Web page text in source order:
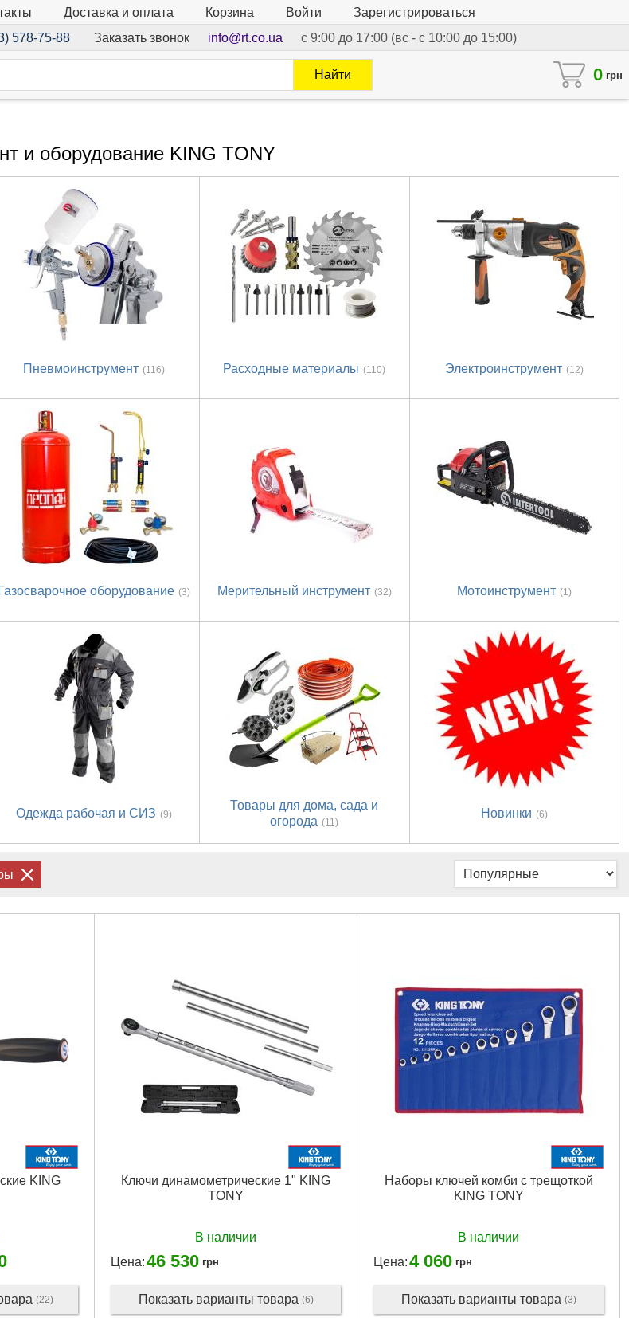
Доставка и оплата Корзина Войти
Зарегистрироваться
578-75-88 Заказать звонок info@rt.co.ua с 9:00 до 17:00 (вс - с 10:00 до 15:00)
0 грн
Найти
и оборудование KING TONY
Пневмоинструмент (116) Расходные материалы (110) Электроинструмент (12)
Газосварочное оборудование (3) Мерительный инструмент (32) Мотоинструмент (1)
Одежда рабочая и СИЗ (9)
Товары для дома, сада и
огорода (11)
Новинки (6)
KING
(22)
Ключи динамометрические 1" KING
TONY
В наличии
Цена:46 530 грн
Показать варианты товара (6)
Наборы ключей комби с трещоткой
KING TONY
В наличии
Цена:4 060 грн
Показать варианты товара (3)